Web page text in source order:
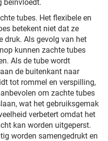
beïnvloedt.
tubes. Het flexibele en
betekent niet dat ze
druk. Als gevolg van het
kunnen zachte tubes
Als de tube wordt
de buitenkant naar
tot rommel en verspilling,
om zachte tubes
wat het gebruiksgemak
verbetert omdat het
kan worden uitgeperst.
worden samengedrukt en